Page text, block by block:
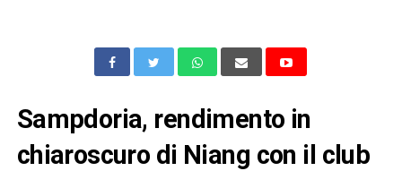
Sampdoria, rendimento in
chiaroscuro di Niang con il club